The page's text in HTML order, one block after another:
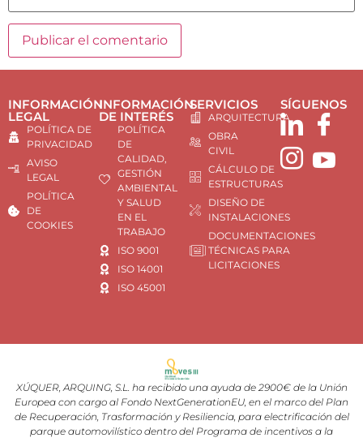
INFORMACIÓN
LEGAL
POLÍTICA DE
PRIVACIDAD
AVISO
LEGAL
POLÍTICA
DE
COOKIES
INFORMACIÓN
DE INTERÉS
POLÍTICA
DE
CALIDAD,
GESTIÓN
AMBIENTAL
Y SALUD
EN EL
TRABAJO
ISO 9001
ISO 14001
ISO 45001
SERVICIOS
ARQUITECTURA
OBRA
CIVIL
CÁLCULO DE
ESTRUCTURAS
DISEÑO DE
INSTALACIONES
DOCUMENTACIONES
TÉCNICAS PARA
LICITACIONES
SÍGUENOS
XÚQUER, ARQUING, S.L. ha recibido una ayuda de 2900€ de la Unión
Europea con cargo al Fondo NextGenerationEU, en el marco del Plan
de Recuperación, Trasformación y Resiliencia, para electrificación del
parque automovilístico dentro del Programa de incentivos a la